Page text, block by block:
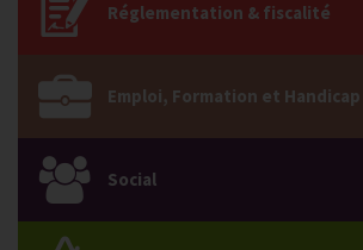
Réglementation & fiscalité
Emploi, Formation et Handicap
Social